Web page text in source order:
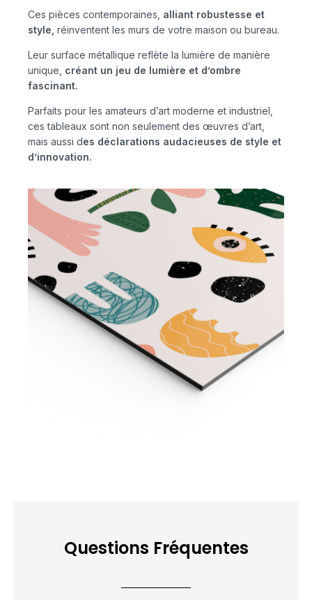
Ces pièces contemporaines, alliant robustesse et
style, réinventent les murs de votre maison ou bureau.
Leur surface métallique reflète la lumière de manière
unique, créant un jeu de lumière et d’ombre
fascinant.
Parfaits pour les amateurs d’art moderne et industriel,
ces tableaux sont non seulement des œuvres d’art,
mais aussi des déclarations audacieuses de style et
d’innovation.
Questions Fréquentes